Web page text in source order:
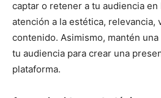
captar o retener a tu audiencia en
atención a la estética, relevancia,
contenido. Asimismo, mantén
tu audiencia para crear una
plataforma.